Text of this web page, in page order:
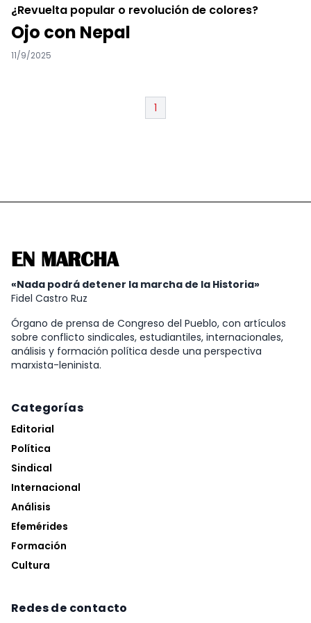
¿Revuelta popular o revolución de colores?
Ojo con Nepal
11/9/2025
1
EN MARCHA
«Nada podrá detener la marcha de la Historia»
Fidel Castro Ruz
Órgano de prensa de Congreso del Pueblo, con artículos
sobre conflicto sindicales, estudiantiles, internacionales,
análisis y formación política desde una perspectiva
marxista-leninista.
Categorías
Editorial
Política
Sindical
Internacional
Análisis
Efemérides
Formación
Cultura
Redes de contacto